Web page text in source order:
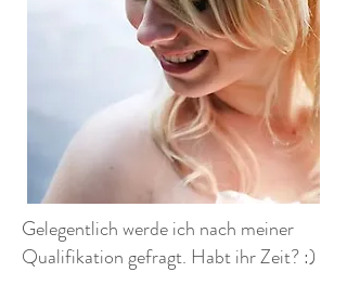
Gelegentlich werde ich nach meiner
Qualifikation gefragt. Habt ihr Zeit? :)